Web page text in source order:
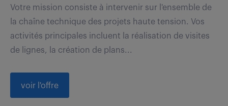
Votre mission consiste à intervenir sur l'ensemble de
la chaîne technique des projets haute tension. Vos
activités principales incluent la réalisation de visites
de lignes, la création de plans...
voir l'offre